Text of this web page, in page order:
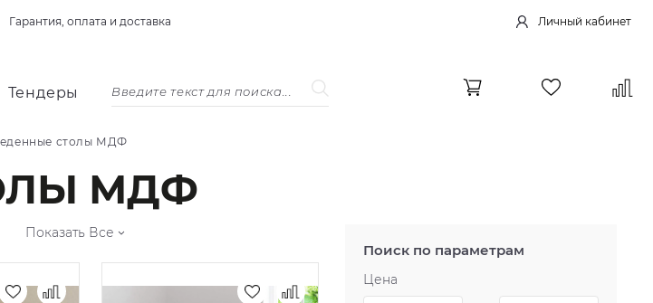
Гарантия, оплата и доставка Личный кабинет
Тендеры
столы МДФ
МДФ
Поиск по параметрам
Цена
Показать Все